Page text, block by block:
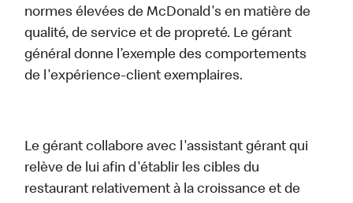
normes élevées de McDonald's en matière de
qualité, de service et de propreté. Le gérant
général donne l’exemple des comportements
de l'expérience-client exemplaires.
Le gérant collabore avec l'assistant gérant qui
relève de lui afin d'établir les cibles du
restaurant relativement à la croissance et de